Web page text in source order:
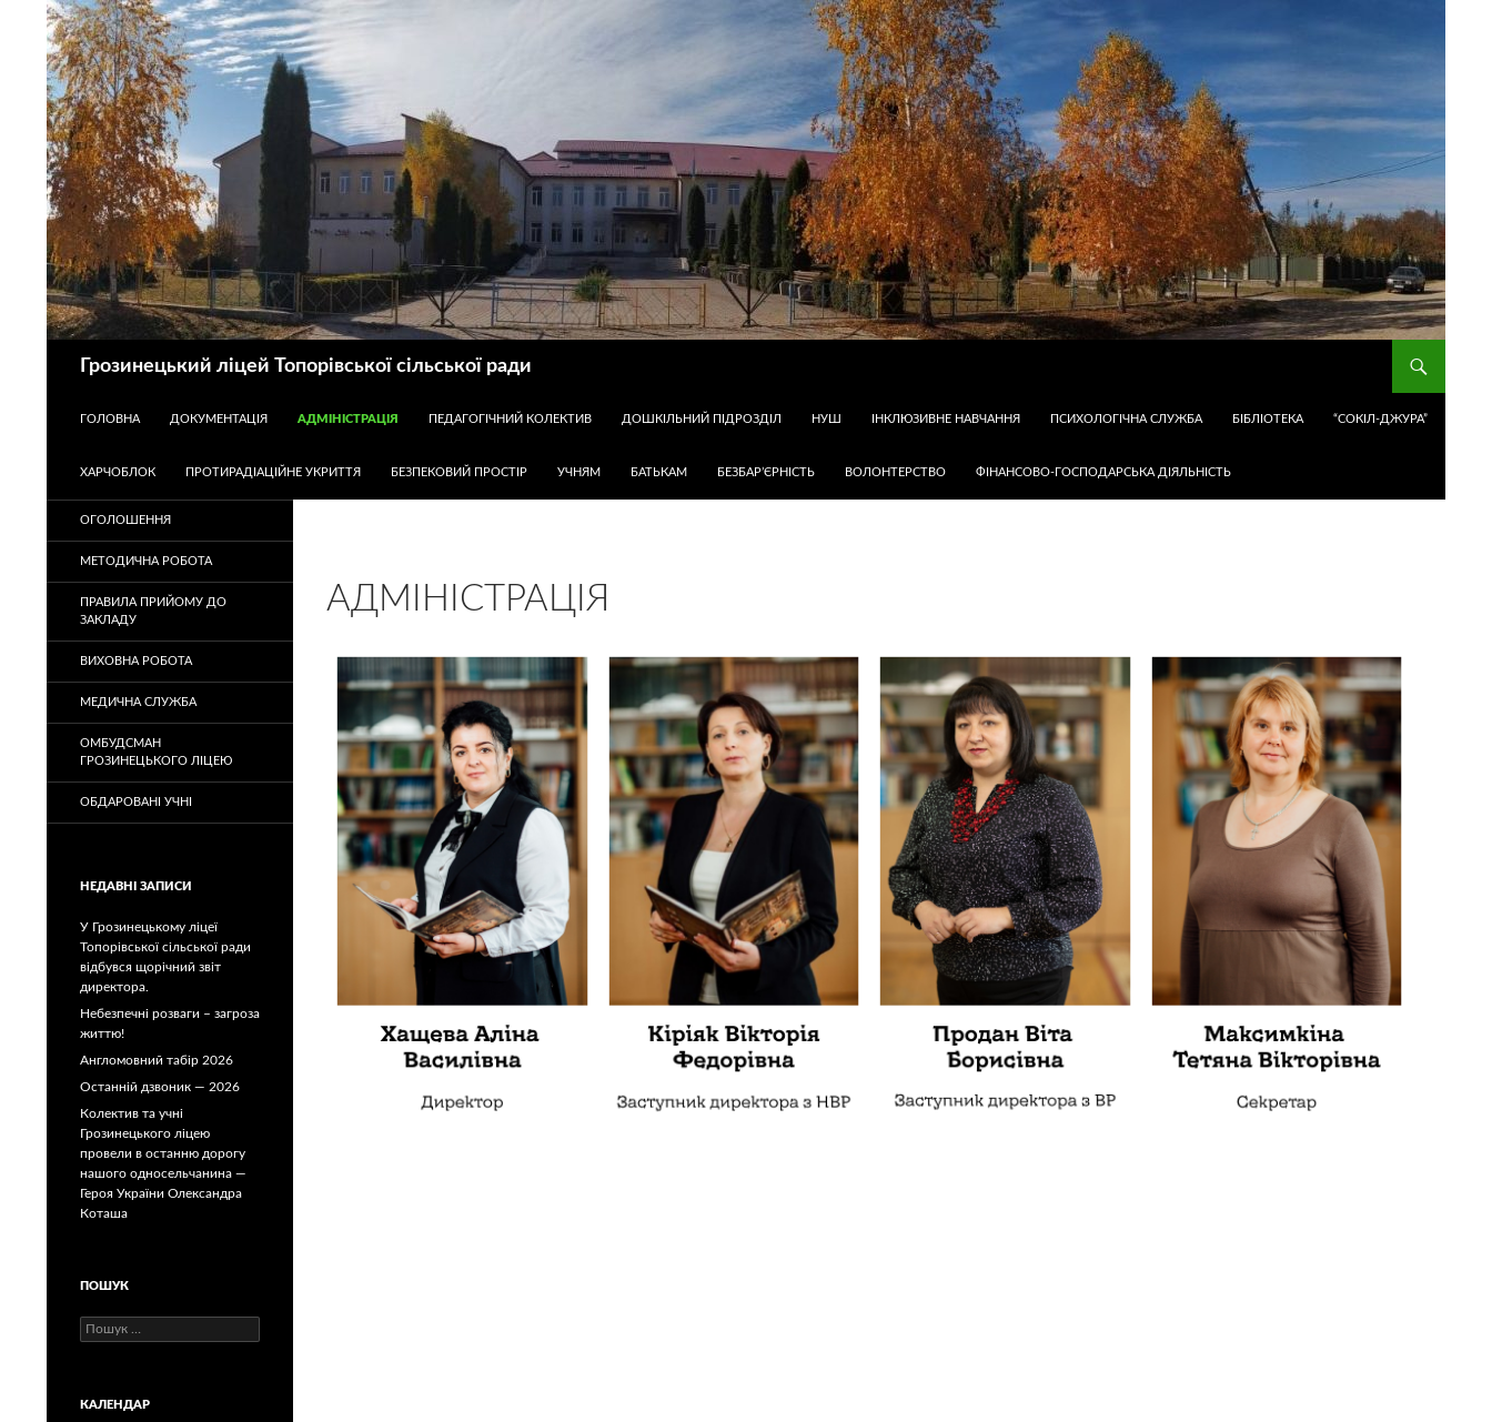
Грозинецький ліцей Топорівської сільської ради
ГОЛОВНА
ДОКУМЕНТАЦІЯ АДМІНІСТРАЦІЯ ПЕДАГОГІЧНИЙ КОЛЕКТИВ ДОШКІЛЬНИЙ ПІДРОЗДІЛ НУШ ІНКЛЮЗИВНЕ НАВЧАННЯ ПСИХОЛОГІЧНА СЛУЖБА БІБЛІОТЕКА “СОКІЛ-ДЖУРА”
ХАРЧОБЛОК ПРОТИРАДІАЦІЙНЕ УКРИТТЯ БЕЗПЕКОВИЙ ПРОСТІР УЧНЯМ БАТЬКАМ БЕЗБАР’ЄРНІСТЬ ВОЛОНТЕРСТВО ФІНАНСОВО-ГОСПОДАРСЬКА ДІЯЛЬНІСТЬ
АДМІНІСТРАЦІЯ
ОГОЛОШЕННЯ
МЕТОДИЧНА РОБОТА
ПРАВИЛА ПРИЙОМУ ДО
ЗАКЛАДУ
ВИХОВНА РОБОТА
МЕДИЧНА СЛУЖБА
ОМБУДСМАН
ГРОЗИНЕЦЬКОГО ЛІЦЕЮ
ОБДАРОВАНІ УЧНІ
НЕДАВНІ ЗАПИСИ
У Грозинецькому ліцеї
Топорівської сільської ради
відбувся щорічний звіт
директора.
Небезпечні розваги – загроза
життю!
Англомовний табір 2026
Останній дзвоник — 2026
Колектив та учні
Грозинецького ліцею
провели в останню дорогу
нашого односельчанина —
Героя України Олександра
Коташа
ПОШУК
Пошук:
КАЛЕНДАР